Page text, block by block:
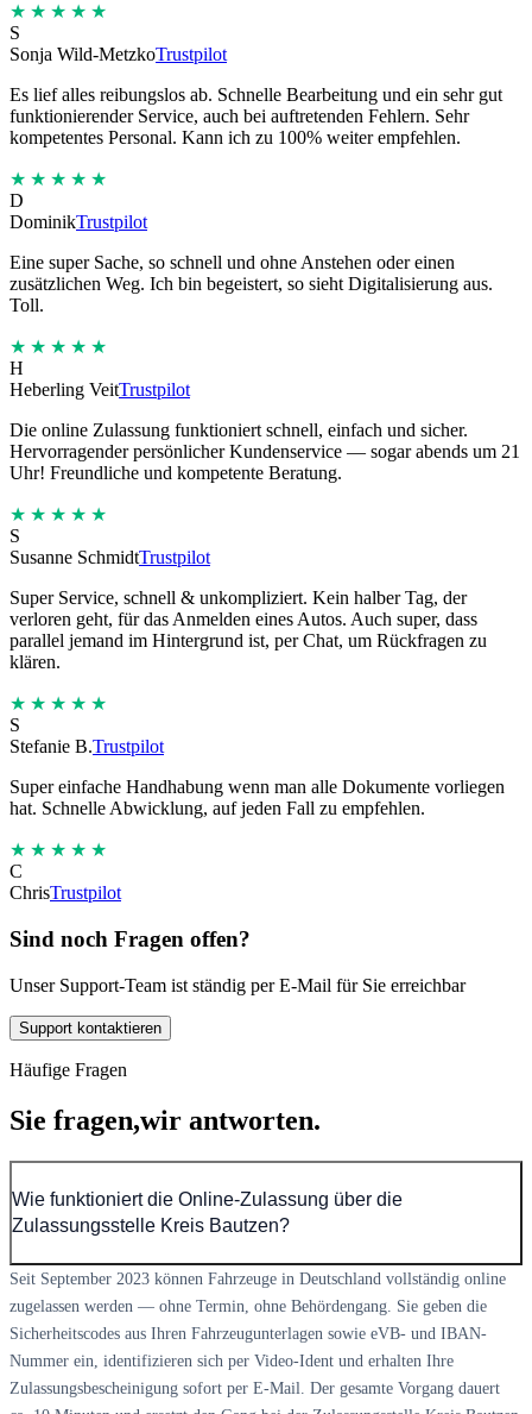
★★★★★
S
Sonja Wild-MetzkoTrustpilot
Es lief alles reibungslos ab. Schnelle Bearbeitung und ein sehr gut
funktionierender Service, auch bei auftretenden Fehlern. Sehr
kompetentes Personal. Kann ich zu 100% weiter empfehlen.
★★★★★
D
DominikTrustpilot
Eine super Sache, so schnell und ohne Anstehen oder einen
zusätzlichen Weg. Ich bin begeistert, so sieht Digitalisierung aus.
Toll.
★★★★★
H
Heberling VeitTrustpilot
Die online Zulassung funktioniert schnell, einfach und sicher.
Hervorragender persönlicher Kundenservice — sogar abends um 21
Uhr! Freundliche und kompetente Beratung.
★★★★★
S
Susanne SchmidtTrustpilot
Super Service, schnell & unkompliziert. Kein halber Tag, der
verloren geht, für das Anmelden eines Autos. Auch super, dass
parallel jemand im Hintergrund ist, per Chat, um Rückfragen zu
klären.
★★★★★
S
Stefanie B.Trustpilot
Super einfache Handhabung wenn man alle Dokumente vorliegen
hat. Schnelle Abwicklung, auf jeden Fall zu empfehlen.
★★★★★
C
ChrisTrustpilot
Sind noch Fragen offen?
Unser Support-Team ist ständig per E-Mail für Sie erreichbar
Support kontaktieren
Häufige Fragen
Sie fragen,wir antworten.
Wie funktioniert die Online-Zulassung über die
Zulassungsstelle Kreis Bautzen?
Seit September 2023 können Fahrzeuge in Deutschland vollständig online
zugelassen werden — ohne Termin, ohne Behördengang. Sie geben die
Sicherheitscodes aus Ihren Fahrzeugunterlagen sowie eVB- und IBAN-
Nummer ein, identifizieren sich per Video-Ident und erhalten Ihre
Zulassungsbescheinigung sofort per E-Mail. Der gesamte Vorgang dauert